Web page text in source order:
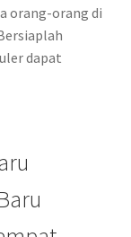
orang-orang di
dapat